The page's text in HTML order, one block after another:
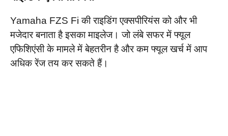
Yamaha FZS Fi की राइडिंग एक्सपीरियंस को और भी
मजेदार बनाता है इसका माइलेज। जो लंबे सफर में फ्यूल
एफिशिएंसी के मामले में बेहतरीन है और कम फ्यूल खर्च में आप
अधिक रेंज तय कर सकते हैं।